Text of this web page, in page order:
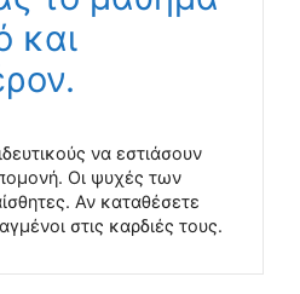
και
να εστιάσουν
Οι ψυχές των
Αν καταθέσετε
στις καρδιές τους.